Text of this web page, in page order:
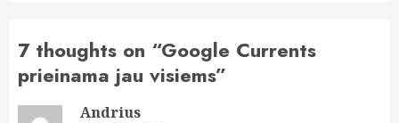
7 thoughts on “Google Currents
prieinama jau visiems”
Andrius